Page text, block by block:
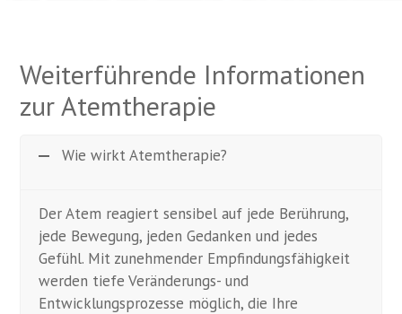
Weiterführende Informationen
zur Atemtherapie
Wie wirkt Atemtherapie?
Der Atem reagiert sensibel auf jede Berührung,
jede Bewegung, jeden Gedanken und jedes
Gefühl. Mit zunehmender Empfindungsfähigkeit
werden tiefe Veränderungs- und
Entwicklungsprozesse möglich, die Ihre